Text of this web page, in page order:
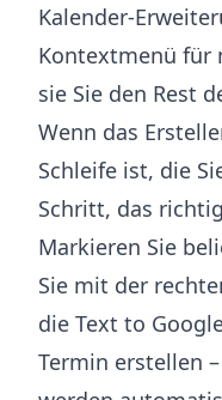
Kalender-
Kontextmenü für
sie Sie den Rest
Wenn das
Schleife ist, die
Schritt, das
Markieren Sie
Sie mit der
die Text to
Termin erstellen